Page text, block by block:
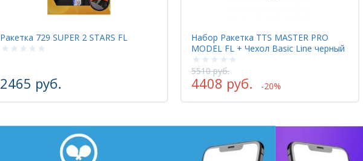
Ракетка 729 SUPER 2 STARS FL
2465 руб.
Набор Ракетка TTS MASTER PRO
MODEL FL + Чехол Basic Line черный
5510 руб.
4408 руб. -20%